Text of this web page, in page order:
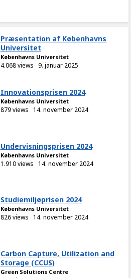
Præsentation af Københavns
Universitet
Københavns Universitet
4.068 views 9. januar 2025
Innovationsprisen 2024
Københavns Universitet
879 views 14. november 2024
Undervisningsprisen 2024
Københavns Universitet
1.910 views 14. november 2024
Studiemiljøprisen 2024
Københavns Universitet
826 views 14. november 2024
Carbon Capture, Utilization and
Storage (CCUS)
Green Solutions Centre